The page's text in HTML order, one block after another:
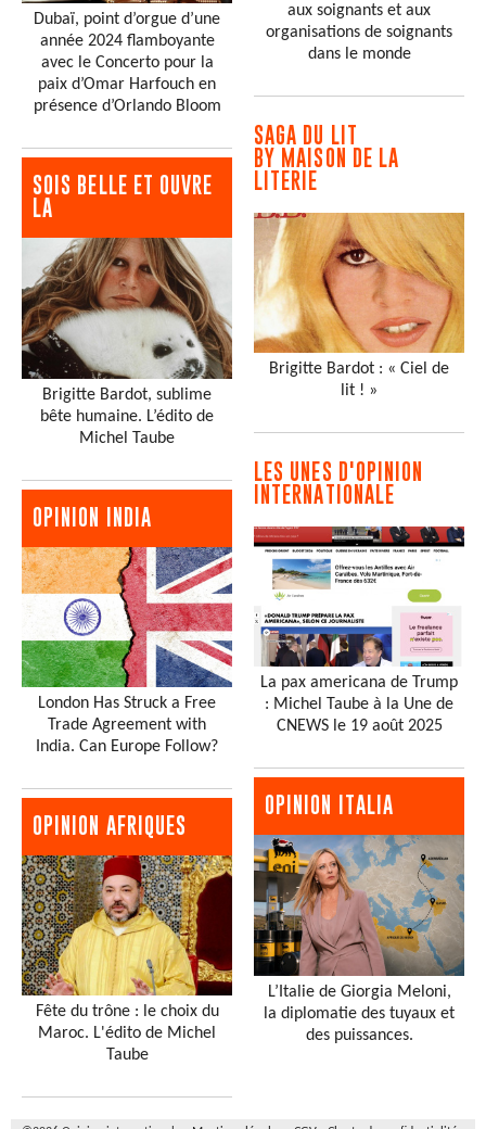
Dubaï, point d’orgue d’une
année 2024 flamboyante
avec le Concerto pour la
paix d’Omar Harfouch en
présence d’Orlando Bloom
SOIS BELLE ET OUVRE
LA
Brigitte Bardot, sublime
bête humaine. L’édito de
Michel Taube
OPINION INDIA
London Has Struck a Free
Trade Agreement with
India. Can Europe Follow?
OPINION AFRIQUES
Fête du trône : le choix du
Maroc. L'édito de Michel
Taube
aux soignants et aux
organisations de soignants
dans le monde
SAGA DU LIT
BY MAISON DE LA
LITERIE
Brigitte Bardot : « Ciel de
lit ! »
LES UNES D'OPINION
INTERNATIONALE
La pax americana de Trump
: Michel Taube à la Une de
CNEWS le 19 août 2025
OPINION ITALIA
L’Italie de Giorgia Meloni,
la diplomatie des tuyaux et
des puissances.